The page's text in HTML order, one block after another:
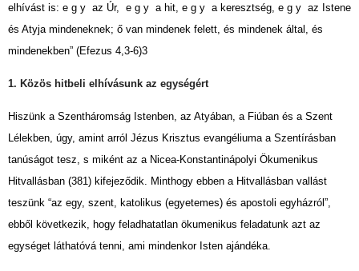
elhívást is: e g y az Úr, e g y a hit, e g y a keresztség, e g y az Iste­ne
és Atyja mindeneknek; ő van mindenek felett, és mindenek által, és
mindenekben” (Efezus 4,3-6)3
1. Közös hitbeli elhívásunk az egységért
Hiszünk a Szentháromság Istenben, az Atyában, a Fiúban és a Szent
Lélekben, úgy, amint arról Jézus Krisztus evangéliuma a Szentírásban
tanúságot tesz, s miként az a Nicea-Konstantinápolyi Ökumenikus
Hitvallásban (381) kifejeződik. Minthogy ebben a Hitvallásban vallást
teszünk “az egy, szent, katolikus (egyetemes) és apostoli egyházról”,
ebből következik, hogy feladhatatlan ökumenikus feladatunk azt az
egységet láthatóvá tenni, ami mindenkor Isten ajándéka.